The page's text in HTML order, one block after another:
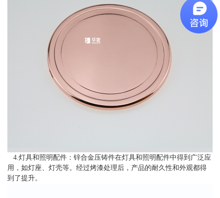
4.灯具和照明配件：锌合金压铸件在灯具和照明配件中得到广泛应
用，如灯座、灯壳等。经过烤漆处理后，产品的耐久性和外观都得
到了提升。